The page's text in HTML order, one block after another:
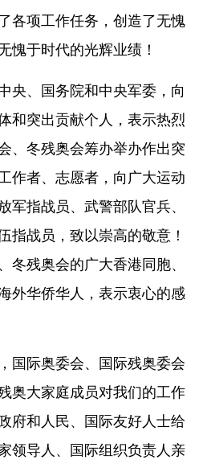
各项工作任务，创造了无愧
愧于时代的光辉业绩！
、国务院和中央军委，向
和突出贡献个人，表示热烈
、冬残奥会筹办举办作出突
作者、志愿者，向广大运动
军指战员、武警部队官兵、
指战员，致以崇高的敬意！
冬残奥会的广大香港同胞、
外华侨华人，表示衷心的感
际奥委会、国际残奥委会
奥大家庭成员对我们的工作
府和人民、国际友好人士给
领导人、国际组织负责人亲